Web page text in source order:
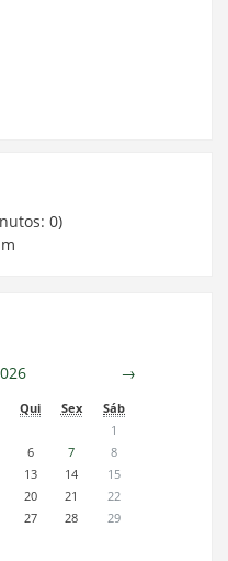
0)
→
Qui Sex
Sáb
1
6 7
8
13 14
15
20 21
22
27 28
29